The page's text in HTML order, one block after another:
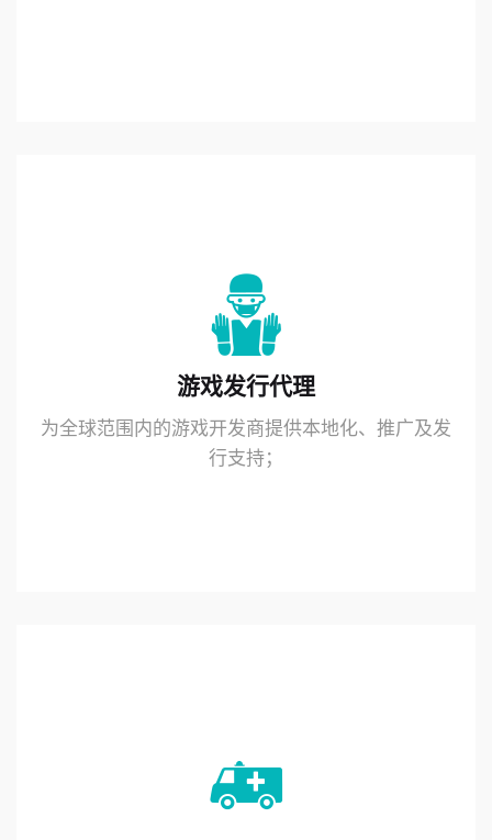
游戏发行代理
为全球范围内的游戏开发商提供本地化、推广及发
行支持；